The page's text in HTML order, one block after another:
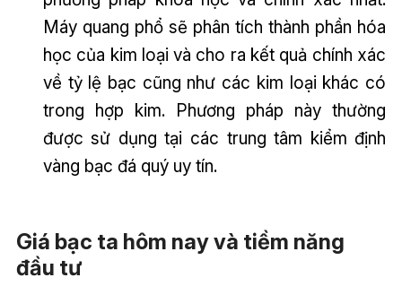
Máy quang phổ sẽ phân tích thành phần hóa
học của kim loại và cho ra kết quả chính xác
về tỷ lệ bạc cũng như các kim loại khác có
trong hợp kim. Phương pháp này thường
được sử dụng tại các trung tâm kiểm định
vàng bạc đá quý uy tín.
Giá bạc ta hôm nay và tiềm năng
đầu tư